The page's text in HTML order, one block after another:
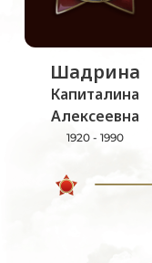
Шадрина
Капиталина
Алексеевна
1920 - 1990